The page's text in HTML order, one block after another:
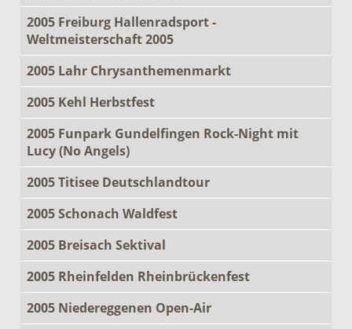
2005 Freiburg Hallenradsport -
Weltmeisterschaft 2005
2005 Lahr Chrysanthemenmarkt
2005 Kehl Herbstfest
2005 Funpark Gundelfingen Rock-Night mit
Lucy (No Angels)
2005 Titisee Deutschlandtour
2005 Schonach Waldfest
2005 Breisach Sektival
2005 Rheinfelden Rheinbrückenfest
2005 Niedereggenen Open-Air